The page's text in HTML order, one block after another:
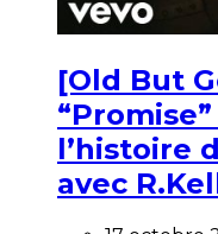
[Old But
l’histoire
avec